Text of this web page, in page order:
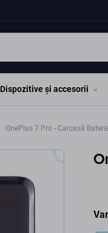
Dispozitive și accesorii
OnePlus 7 Pro - Carcasă